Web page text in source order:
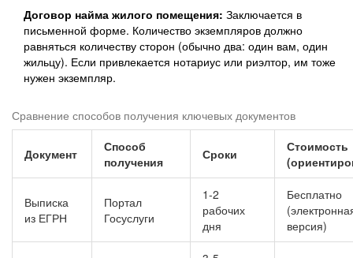
Договор найма жилого помещения: Заключается в
письменной форме. Количество экземпляров должно
равняться количеству сторон (обычно два: один вам, один
жильцу). Если привлекается нотариус или риэлтор, им тоже
нужен экземпляр.
Сравнение способов получения ключевых документов
Документ
Способ
получения
Сроки
Стоимость
Выписка
из ЕГРН
Портал
Госуслуги
1-2
рабочих
дня
Бесплатно
версия)